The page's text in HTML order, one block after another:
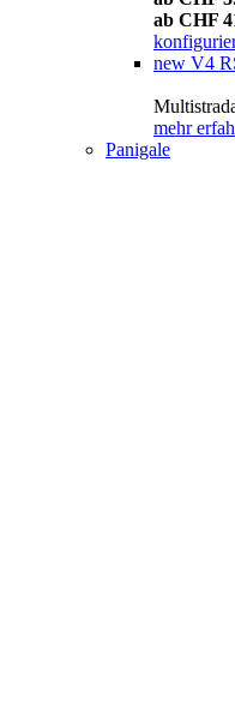
ab CHF
new V4
mehr
Panigale